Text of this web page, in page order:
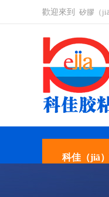
歡迎來到 矽膠（
科佳（jiā